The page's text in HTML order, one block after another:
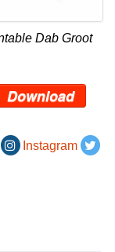
Dab Groot
Download
Instagram